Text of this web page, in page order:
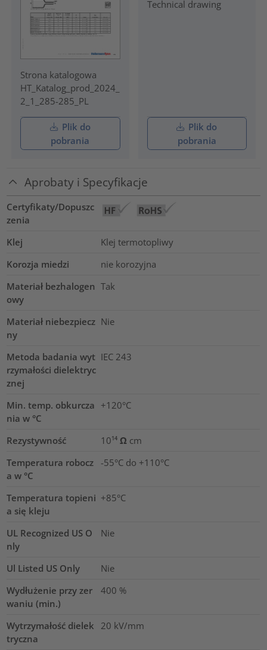
Strona katalogowa
HT_Katalog_prod_2024_
2_1_285-285_PL
Plik do
pobrania
Technical drawing
Plik do
pobrania
Aprobaty i Specyfikacje
Certyfikaty/Dopuszc
zenia
Klej
Klej termotopliwy
Korozja miedzi
nie korozyjna
Materiał bezhalogen
owy
Tak
Materiał niebezpiecz
ny
Nie
Metoda badania wyt
rzymałości dielektryc
znej
IEC 243
Min. temp. obkurcza
nia w °C
+120°C
Rezystywność
10¹⁴ Ω cm
Temperatura robocz
a w °C
-55°C do +110°C
Temperatura topieni
a się kleju
+85°C
UL Recognized US O
nly
Nie
Ul Listed US Only
Nie
Wydłużenie przy zer
waniu (min.)
400 %
Wytrzymałość dielek
tryczna
20 kV/mm